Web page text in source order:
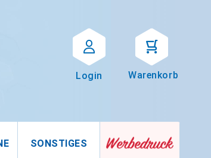
Login Warenkorb
SONSTIGES